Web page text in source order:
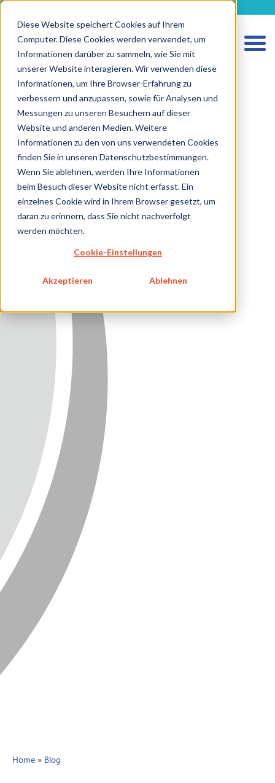
Diese Website speichert Cookies auf Ihrem
Computer. Diese Cookies werden verwendet, um
Informationen darüber zu sammeln, wie Sie mit
unserer Website interagieren. Wir verwenden diese
Informationen, um Ihre Browser-Erfahrung zu
verbessern und anzupassen, sowie für Analysen und
Messungen zu unseren Besuchern auf dieser
Website und anderen Medien. Weitere
Informationen zu den von uns verwendeten Cookies
finden Sie in unseren Datenschutzbestimmungen.
Wenn Sie ablehnen, werden Ihre Informationen
beim Besuch dieser Website nicht erfasst. Ein
einzelnes Cookie wird in Ihrem Browser gesetzt, um
daran zu erinnern, dass Sie nicht nachverfolgt
werden möchten.
Cookie-Einstellungen
Akzeptieren Ablehnen
Home » Blog
HOME
LEISTUNGEN MEDIZINPRODUKTE
LEISTUNGEN IVD
ÜBER UNS
BLOG
KONTAKT
SITEMAP